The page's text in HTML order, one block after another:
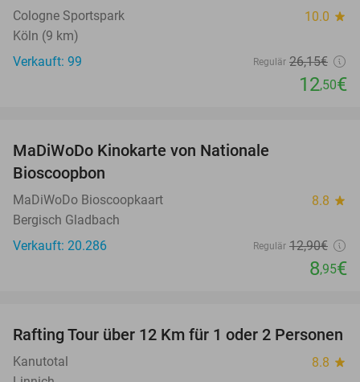
Cologne Sportspark 10.0 star
Köln (9 km)
Verkauft: 99
Regulär 26,15€
12,50€
MaDiWoDo Kinokarte von Nationale
Bioscoopbon
MaDiWoDo Bioscoopkaart 8.8 star
Bergisch Gladbach
Verkauft: 20.286
Regulär 12,90€
8,95€
34%
Rafting Tour über 12 Km für 1 oder 2 Personen
Kanutotal 8.8 star